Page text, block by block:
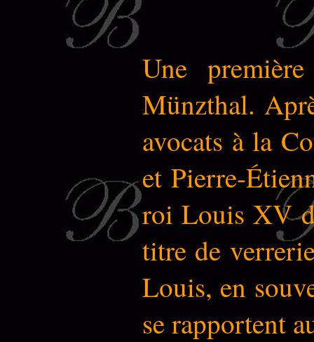
Une
Münzthal.
avocats à la
et Pierre-
roi Louis XV
titre de
Louis, en
se rapportent